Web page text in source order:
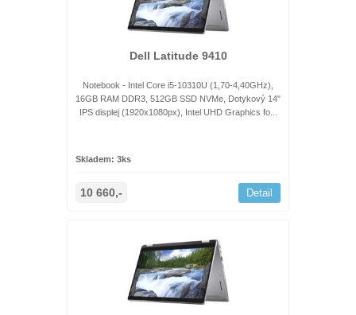
Dell Latitude 9410
Notebook - Intel Core i5-10310U (1,70-4,40GHz),
16GB RAM DDR3, 512GB SSD NVMe, Dotykový 14"
IPS displej (1920x1080px), Intel UHD Graphics fo...
Skladem: 3ks
10 660,- Detail